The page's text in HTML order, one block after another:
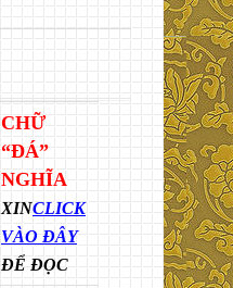
CHỮ
“ĐÁ”
NGHĨA
XINCLICK
VÀO ĐÂY
ĐỂ ĐỌC